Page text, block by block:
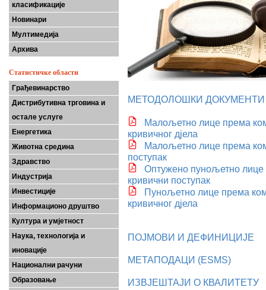
класификације
Новинари
Мултимедија
Архива
Статистичке области
Грађевинарство
Дистрибутивна трговина и
остале услуге
Енергетика
Животна средина
Здравство
Индустрија
Инвестиције
Информационо друштво
Култура и умјетност
Наука, технологија и
иновације
Национални рачуни
Образовање
МЕТОДОЛОШКИ ДОКУМЕНТИ
Малољетно лице према
кривичног дјела
Малољетно лице према
поступак
Оптужено пунољетно лице
кривични поступак
Пунољетно лице према
кривичног дјела
ПОЈМОВИ И ДЕФИНИЦИЈЕ
МЕТАПОДАЦИ (ESMS)
ИЗВЈЕШТАЈИ О КВАЛИТЕТУ